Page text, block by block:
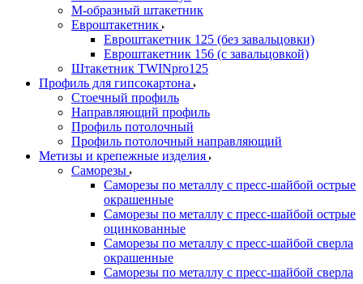
М-образный штакетник
Евроштакетник
Евроштакетник 125 (без завальцовки)
Евроштакетник 156 (с завальцовкой)
Штакетник TWINpro125
Профиль для гипсокартона
Стоечный профиль
Направляющий профиль
Профиль потолочный
Профиль потолочный направляющий
Метизы и крепежные изделия
Саморезы
Саморезы по металлу с пресс-шайбой острые
окрашенные
Саморезы по металлу с пресс-шайбой острые
оцинкованные
Саморезы по металлу с пресс-шайбой сверла
окрашенные
Саморезы по металлу с пресс-шайбой сверла